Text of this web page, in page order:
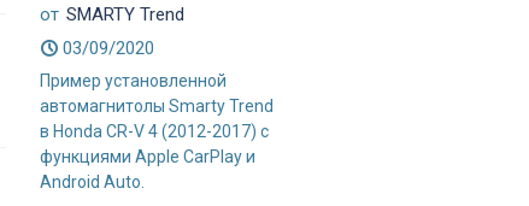
от SMARTY Trend
03/09/2020
Пример установленной
автомагнитолы Smarty Trend
в Honda CR-V 4 (2012-2017) с
функциями Apple CarPlay и
Android Auto.